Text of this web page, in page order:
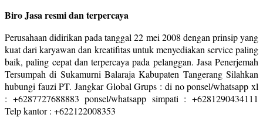
Biro Jasa resmi dan terpercaya
Perusahaan didirikan pada tanggal 22 mei 2008 dengan prinsip yang
kuat dari karyawan dan kreatifitas untuk menyediakan service paling
baik, paling cepat dan terpercaya pada pelanggan. Jasa Penerjemah
Tersumpah di Sukamurni Balaraja Kabupaten Tangerang Silahkan
hubungi fauzi PT. Jangkar Global Grups : di no ponsel/whatsapp xl
: +6287727688883 ponsel/whatsapp simpati : +6281290434111
Telp kantor : +622122008353